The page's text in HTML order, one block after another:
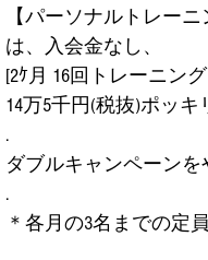
【パーソナルトレーニ
は、入会金なし、
[2ｹ月 16回トレーニン
14万5千円(税抜)ポッキ
.
ダブルキャンペーンを
.
＊各月の3名までの定